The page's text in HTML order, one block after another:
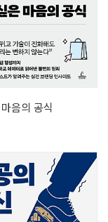
음의 공식